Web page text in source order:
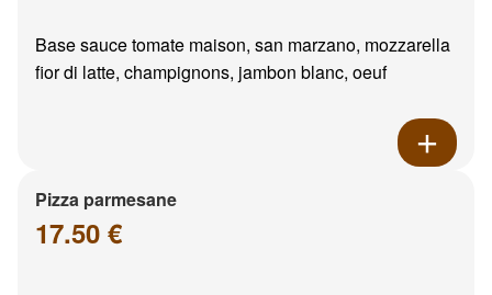
Base sauce tomate maison, san marzano, mozzarella
fior di latte, champignons, jambon blanc, oeuf
Pizza parmesane
17.50 €